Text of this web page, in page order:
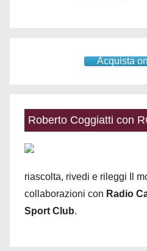
Acquista
Roberto Coggiatti con
riascolta, rivedi e rileggi Il
collaborazioni con Radio
Sport Club.